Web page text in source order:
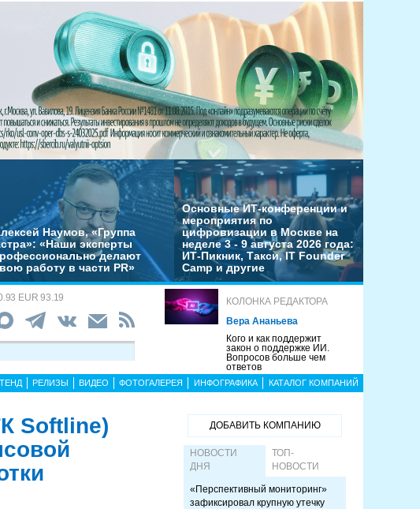
Наумов, «Группа
«Наши эксперты
делают
работу в части PR»
Основные ИТ-конференции и
мероприятия по
цифровизации в Москве на
неделе 3 - 9 августа 2026 года:
ИТ-Пикник, Такси, IT Founder
Camp и другие
EUR 93.19
КОЛОНКА РЕДАКТОРА
Вера Ананьева
Кого и как поддержит
закон о поддержке ИИ.
Вопросов больше чем
ответов
РЕЛИЗЫ ВИДЕО ФОТОГАЛЕРЕЯ ИНФОГРАФИКА КАТАЛОГ КОМПАНИЙ
Softline)
ДОБАВИТЬ КОМПАНИЮ
НОВОСТИ
ДНЯ
ТОП-
НОВОСТИ
«Перспективный мониторинг»
зафиксировал крупную утечку